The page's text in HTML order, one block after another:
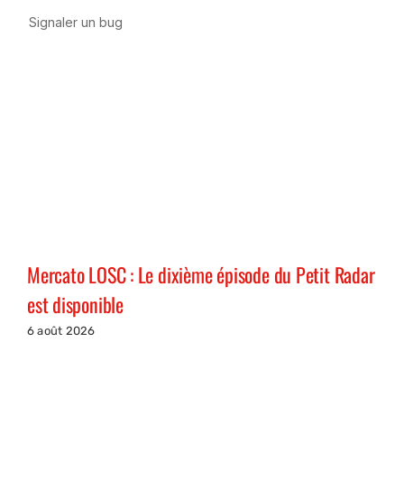
Mercato LOSC : Le dixième épisode du Petit Radar
est disponible
6 août 2026